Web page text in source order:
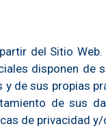
del Sitio
disponen de
de sus propias
de sus
de privacidad